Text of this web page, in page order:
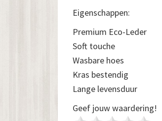
Eigenschappen:
Premium Eco-Leder
Soft touche
Wasbare hoes
Kras bestendig
Lange levensduur
Geef jouw waardering!